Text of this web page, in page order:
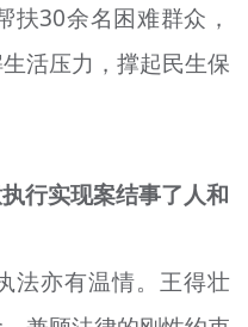
扶30余名困难群众，
活压力，撑起民生保
行实现案结事了人和
亦有温情。王得壮